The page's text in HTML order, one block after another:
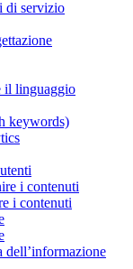
di servizio
il linguaggio
keywords)
i contenuti
i contenuti
dell’informazione